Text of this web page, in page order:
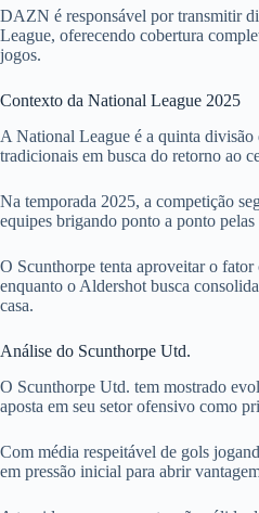
DAZN é responsável por transmitir
League, oferecendo cobertura
jogos.
Contexto da National League 2025
A National League é a quinta
tradicionais em busca do retorno ao
Na temporada 2025, a competição
equipes brigando ponto a ponto
O Scunthorpe tenta aproveitar o fator
enquanto o Aldershot busca
casa.
Análise do Scunthorpe Utd.
O Scunthorpe Utd. tem mostrado
aposta em seu setor ofensivo como
Com média respeitável de gols
em pressão inicial para abrir